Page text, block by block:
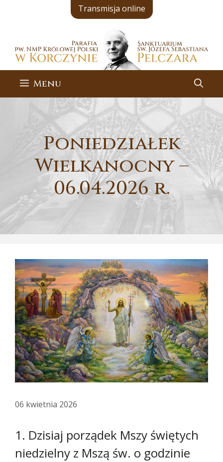
Transmisja online
Menu
Poniedziałek
Wielkanocny –
06.04.2026 r.
06 kwietnia 2026
1. Dzisiaj porządek Mszy świętych
niedzielny z Mszą św. o godzinie